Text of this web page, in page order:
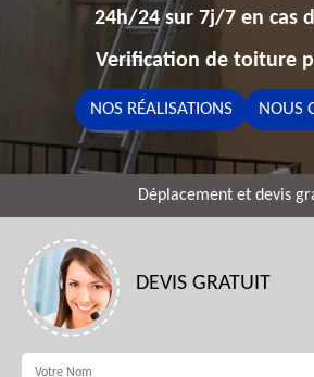
24h/24 sur 7j/7 en cas
Verification de toiture
NOS RÉALISATIONS NOUS
Déplacement et devis
DEVIS GRATUIT